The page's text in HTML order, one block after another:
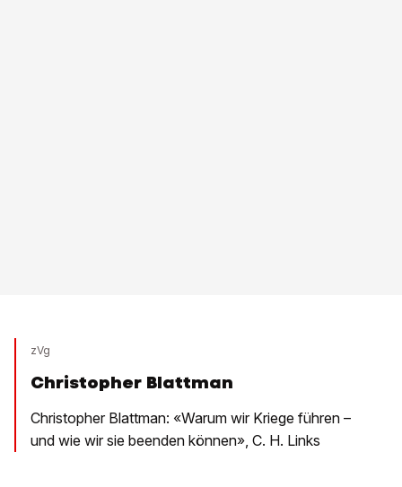
zVg
Christopher Blattman
Christopher Blattman: «Warum wir Kriege führen –
und wie wir sie beenden können», C. H. Links